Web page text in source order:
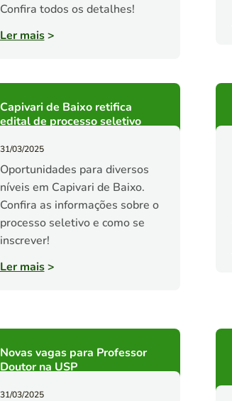
Confira todos os detalhes!
Ler mais>
Capivari de Baixo retifica
edital de processo seletivo
31/03/2025
Oportunidades para diversos
níveis em Capivari de Baixo.
Confira as informações sobre o
processo seletivo e como se
inscrever!
Ler mais>
Novas vagas para Professor
Doutor na USP
31/03/2025